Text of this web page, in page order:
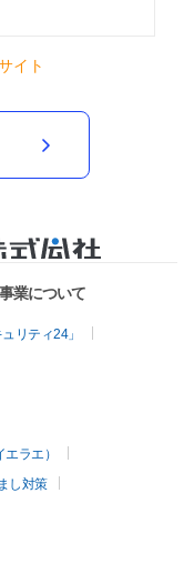
イト
業について
リティ24」
ラエ）
し対策